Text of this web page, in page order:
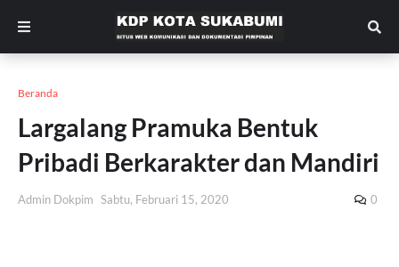
Beranda
Largalang Pramuka Bentuk
Pribadi Berkarakter dan Mandiri
Admin Dokpim Sabtu, Februari 15, 2020 0